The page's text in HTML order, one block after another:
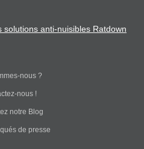
nous ?
nous !
notre Blog
de presse
anti-nuisibles Ratdown